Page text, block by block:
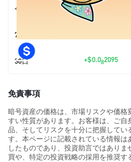
今日 +$0.0
7日
30日 +$0.082095
免責事項
暗号資産の価格は、市場リスクや価格
すい性質があります。お客様は、ご自
品、そしてリスクを十分に把握してい
す。本ページに記載されている情報は
したものであり、投資助言ではあり
買や、特定の投資戦略の採用を推奨す